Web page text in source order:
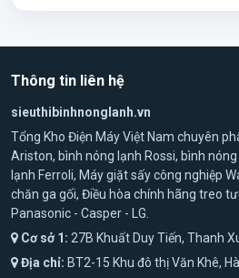
Xuất xứ: Việt Nam (nhưng sản xuất
Đặc điểm:
Công nghệ làm nóng nhanh
Chất liệu thép không gỉ
trong bình
tuổi thọ sản phẩm.
Hệ thống bảo vệ an toàn
với chức
vệ quá nhiệt.
Dung tích bình đa dạng
đáp ứng
: Mức giá khá hợp lý, phù hợp
mua bình nóng lạnh chất lượng tốt
Thông tin liên hệ
sieuthibinhnonglanh.vn
Tổng Kho Điện Máy Việt Nam chuyên
Ariston, bình nóng lạnh Rossi, bình
lạnh Ferroli, Máy giặt sấy công nghiệp
chăn ga gối, Điều hòa chính hãng treo
Panasonic - Casper - LG.
Cơ sở 1: 27B Khuất Duy Tiến, Thanh
Địa chỉ: BT2-15 Khu đô thị Văn Khê,